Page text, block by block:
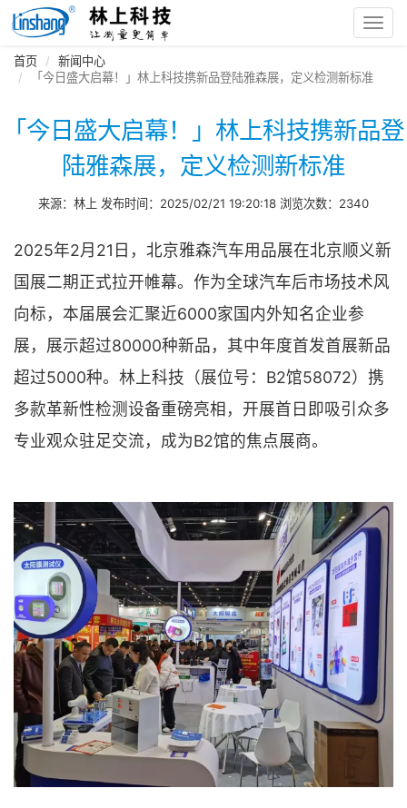
首页
新闻中心
「今日盛大启幕！」林上科技携新品登陆雅森展，定义检测新标准
「今日盛大启幕！」林上科技携新品登
陆雅森展，定义检测新标准
来源：林上 发布时间：2025/02/21 19:20:18 浏览次数：2340
2025年2月21日，北京雅森汽车用品展在北京顺义新
国展二期正式拉开帷幕。作为全球汽车后市场技术风
向标，本届展会汇聚近6000家国内外知名企业参
展，展示超过80000种新品，其中年度首发首展新品
超过5000种。林上科技（展位号：B2馆58072）携
多款革新性检测设备重磅亮相，开展首日即吸引众多
专业观众驻足交流，成为B2馆的焦点展商。